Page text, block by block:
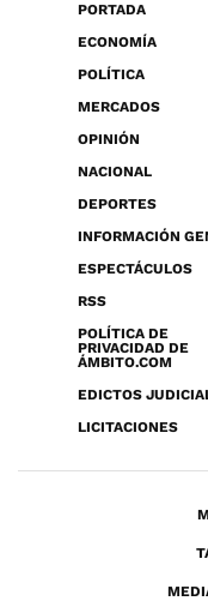
PORTADA
ECONOMÍA
POLÍTICA
MERCADOS
OPINIÓN
NACIONAL
DEPORTES
INFORMACIÓN
ESPECTÁCULOS
RSS
POLÍTICA DE
PRIVACIDAD DE
ÁMBITO.COM
EDICTOS
LICITACIONES